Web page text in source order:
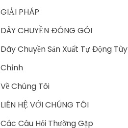
GIẢI PHÁP
DÂY CHUYỀN ĐÓNG GÓI
Dây Chuyền Sản Xuất Tự Động Tùy
Chỉnh
Về Chúng Tôi
LIÊN HỆ VỚI CHÚNG TÔI
Các Câu Hỏi Thường Gặp